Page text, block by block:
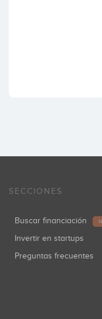
SECCIONES
Buscar financiación
Invertir en startups
Preguntas frecuentes